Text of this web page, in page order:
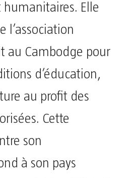
humanitaires. Elle
l’association
au Cambodge pour
d’éducation,
au profit des
Cette
son
à son pays